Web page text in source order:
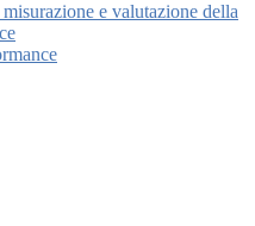
e valutazione della